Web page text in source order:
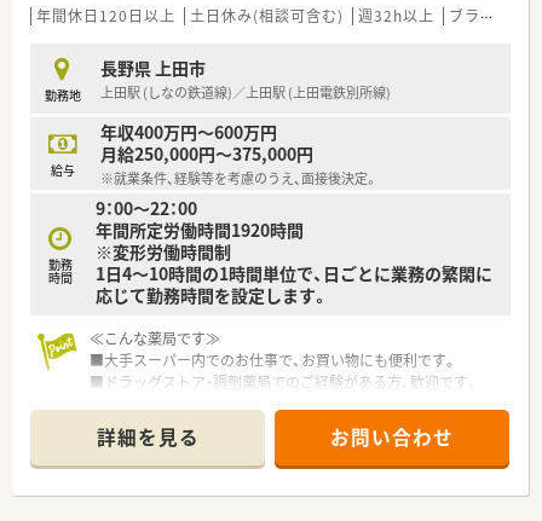
≪多種多様なキャリアパスを用意≫
後は、「在宅・企画開発・バイヤー・教育・薬事・調剤サポート」等の
より専門性の高い業務に携わる事も可能です。
■管理薬剤師以降は、自分が進みたいコースにチャレンジできる
チャンスが誰にでもあります。
■「社内・グループ公募制度、自己申告制度、ポイント面談」など
を通じて、今後のキャリアや希望を会社側に伝え新たなキャリア
形成する事も可能です。
≪プライベートの時間もしっかり確保≫
■最大20日間（1～4回分割）の長期連休の取得が可能となり、ほ
ぼ全員が取得をしています。
※（例）①20日、②10日＋10日、③10日＋5日＋5日 ④5日×4
■年間休日が120～125日あるのでプライベートな時間を十分に
確保できます。
≪充実した教育制度でスキルアップが可能≫
■ビジネススクール制度を活用し「マーケティング・経営管理」な
どの科目の履修が可能です。
≪安心して長く働ける福利厚生制度≫
年間休日120日以上 土日休み(相談可含む) 週32h以上 ブランク可
勤務地
長野県 上田市
上田駅 (しなの鉄道線)／上田駅 (上田電鉄別所線)
給与
年収400万円～600万円
月給250,000円～375,000円
※就業条件、経験等を考慮のうえ、面接後決定。
勤務
時間
9：00～22：00
年間所定労働時間1920時間
※変形労働時間制
1日4～10時間の1時間単位で、日ごとに業務の繁閑に
応じて勤務時間を設定します。
≪こんな薬局です≫
■大手スーパー内でのお仕事で、お買い物にも便利です。
■ドラッグストア・調剤薬局でのご経験がある方、歓迎です。
■薬剤師としてのスキルを活かし、興味のある方は、将来的にマ
ネジメントやバイヤー業務などさまざまなフィールドにチャレ
ンジしていただけます。
詳細を見る お問い合わせ